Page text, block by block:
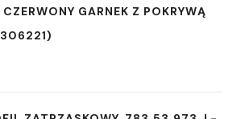
CZERWONY GARNEK Z POKRYWĄ